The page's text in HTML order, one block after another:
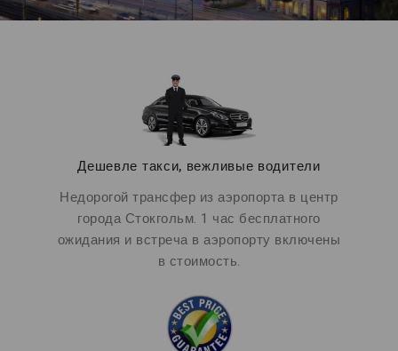
Дешевле такси, вежливые водители
Недорогой трансфер из аэропорта в центр
города Стокгольм. 1 час бесплатного
ожидания и встреча в аэропорту включены
в стоимость.